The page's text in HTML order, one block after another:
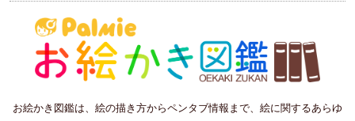
お絵かき図鑑は、絵の描き方からペンタブ情報まで、絵に関するあらゆ